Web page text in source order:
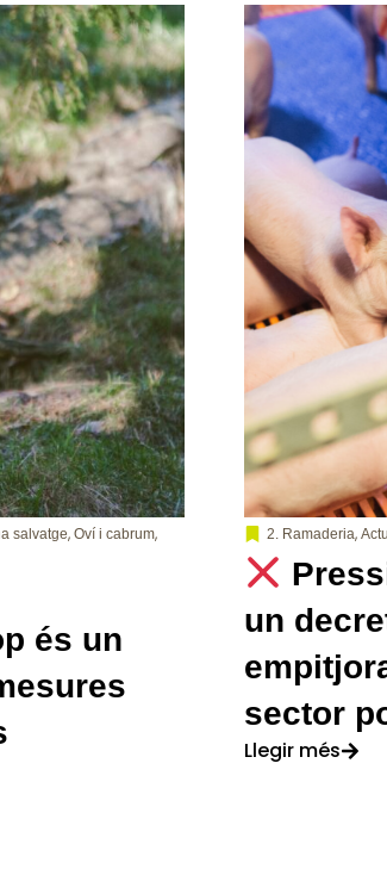
salvatge, Oví i cabrum,
és un
2. Ramaderia,
un
sector
Llegir més